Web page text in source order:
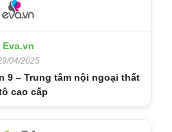
Eva.vn
04/2025
9 – Trung tâm nội ngoại thất
cao cấp